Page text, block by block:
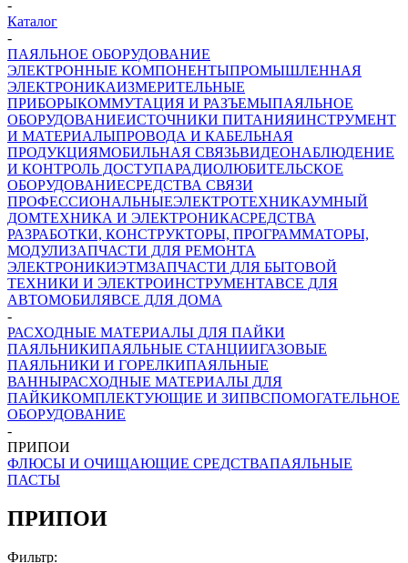
-
Каталог
-
ПАЯЛЬНОЕ ОБОРУДОВАНИЕ
ЭЛЕКТРОННЫЕ КОМПОНЕНТЫПРОМЫШЛЕННАЯ
ЭЛЕКТРОНИКАИЗМЕРИТЕЛЬНЫЕ
ПРИБОРЫКОММУТАЦИЯ И РАЗЪЕМЫПАЯЛЬНОЕ
ОБОРУДОВАНИЕИСТОЧНИКИ ПИТАНИЯИНСТРУМЕНТ
И МАТЕРИАЛЫПРОВОДА И КАБЕЛЬНАЯ
ПРОДУКЦИЯМОБИЛЬНАЯ СВЯЗЬВИДЕОНАБЛЮДЕНИЕ
И КОНТРОЛЬ ДОСТУПАРАДИОЛЮБИТЕЛЬСКОЕ
ОБОРУДОВАНИЕСРЕДСТВА СВЯЗИ
ПРОФЕССИОНАЛЬНЫЕЭЛЕКТРОТЕХНИКАУМНЫЙ
ДОМТЕХНИКА И ЭЛЕКТРОНИКАСРЕДСТВА
РАЗРАБОТКИ, КОНСТРУКТОРЫ, ПРОГРАММАТОРЫ,
МОДУЛИЗАПЧАСТИ ДЛЯ РЕМОНТА
ЭЛЕКТРОНИКИЭТМЗАПЧАСТИ ДЛЯ БЫТОВОЙ
ТЕХНИКИ И ЭЛЕКТРОИНСТРУМЕНТАВСЕ ДЛЯ
АВТОМОБИЛЯВСЕ ДЛЯ ДОМА
-
РАСХОДНЫЕ МАТЕРИАЛЫ ДЛЯ ПАЙКИ
ПАЯЛЬНИКИПАЯЛЬНЫЕ СТАНЦИИГАЗОВЫЕ
ПАЯЛЬНИКИ И ГОРЕЛКИПАЯЛЬНЫЕ
ВАННЫРАСХОДНЫЕ МАТЕРИАЛЫ ДЛЯ
ПАЙКИКОМПЛЕКТУЮЩИЕ И ЗИПВСПОМОГАТЕЛЬНОЕ
ОБОРУДОВАНИЕ
-
ПРИПОИ
ФЛЮСЫ И ОЧИЩАЮЩИЕ СРЕДСТВАПАЯЛЬНЫЕ
ПАСТЫ
ПРИПОИ
Фильтр: